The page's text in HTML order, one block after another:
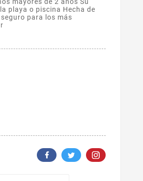
mayores de 2 años Su
playa o piscina Hecha de
para los más